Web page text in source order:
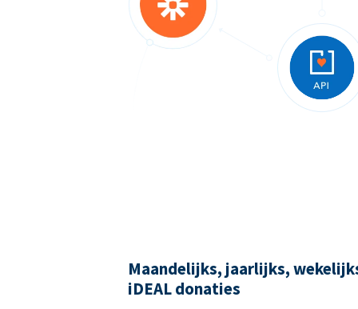
Maandelijks, jaarlijks,
iDEAL donaties